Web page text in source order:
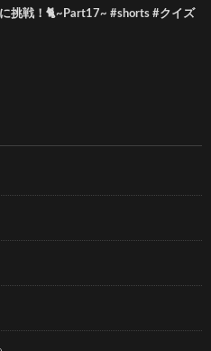
挑戦！🐈~Part17~ #shorts #クイズ